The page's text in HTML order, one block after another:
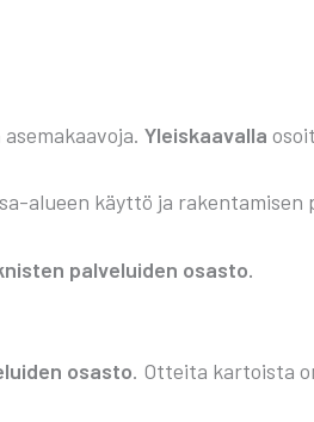
Yleis­kaa­val­la
alu­een käyt­tö ja raken­ta­mi­sen
pal­ve­lui­den osas­to.
osas­to. Ottei­ta kar­tois­ta